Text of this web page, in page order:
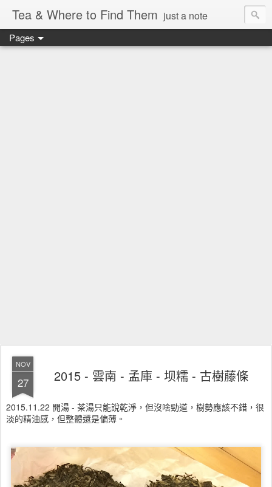
Tea & Where to Find Them just a note
Pages
NOV
27 2015 - 雲南 - 孟庫 - 坝糯 - 古樹藤條
2015.11.22 開湯 - 茶湯只能說乾淨，但沒啥勁道，樹勢應該不錯，很
淡的精油感，但整體還是偏薄。